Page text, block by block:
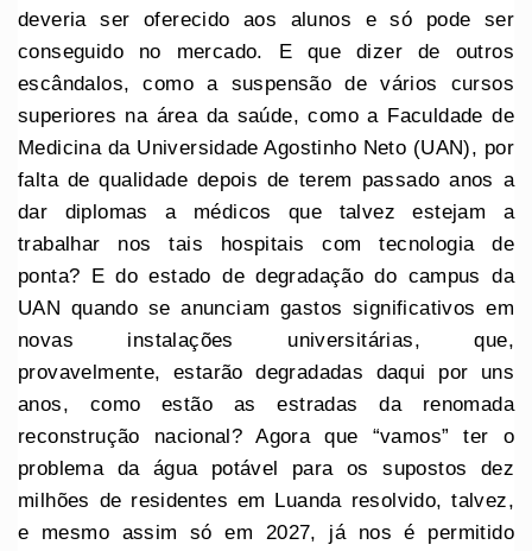
deveria ser oferecido aos alunos e só pode ser
conseguido no mercado. E que dizer de outros
escândalos, como a suspensão de vários cursos
superiores na área da saúde, como a Faculdade de
Medicina da Universidade Agostinho Neto (UAN), por
falta de qualidade depois de terem passado anos a
dar diplomas a médicos que talvez estejam a
trabalhar nos tais hospitais com tecnologia de
ponta? E do estado de degradação do campus da
UAN quando se anunciam gastos significativos em
novas instalações universitárias, que,
provavelmente, estarão degradadas daqui por uns
anos, como estão as estradas da renomada
reconstrução nacional? Agora que “vamos” ter o
problema da água potável para os supostos dez
milhões de residentes em Luanda resolvido, talvez,
e mesmo assim só em 2027, já nos é permitido